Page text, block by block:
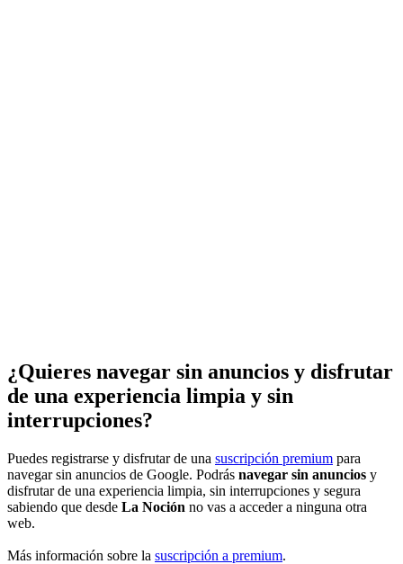
¿Quieres navegar sin anuncios y disfrutar
de una experiencia limpia y sin
interrupciones?
Puedes registrarse y disfrutar de una suscripción premium para
navegar sin anuncios de Google. Podrás navegar sin anuncios y
disfrutar de una experiencia limpia, sin interrupciones y segura
sabiendo que desde La Noción no vas a acceder a ninguna otra
web.
Más información sobre la suscripción a premium.